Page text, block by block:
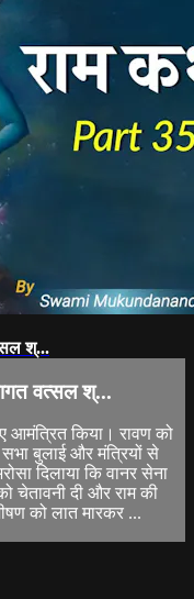
श्...
वत्सल श्...
आमंत्रित किया। रावण को
बुलाई और मंत्रियों से
दिलाया कि वानर सेना
चेतावनी दी और राम की
को लात मारकर ...